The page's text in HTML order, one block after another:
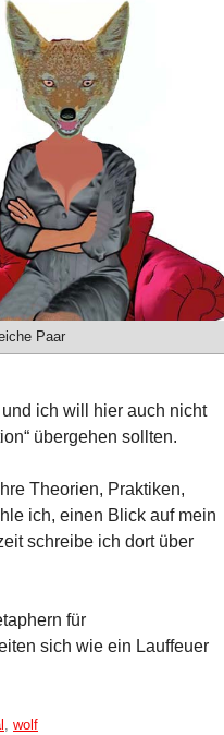
Paar
ich will hier auch nicht
übergehen sollten.
Theorien, Praktiken,
ich, einen Blick auf mein
schreibe ich dort über
für
sich wie ein Lauffeuer
, wolf